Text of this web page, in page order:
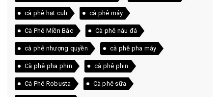
cà phê hạt culi cà phê máy
Cà Phê Miền Bắc Cà phê nâu đá
cà phê nhượng quyền cà phê pha máy
Cà phê pha phin cà phê phin
Cà Phê Robusta Cà phê sữa